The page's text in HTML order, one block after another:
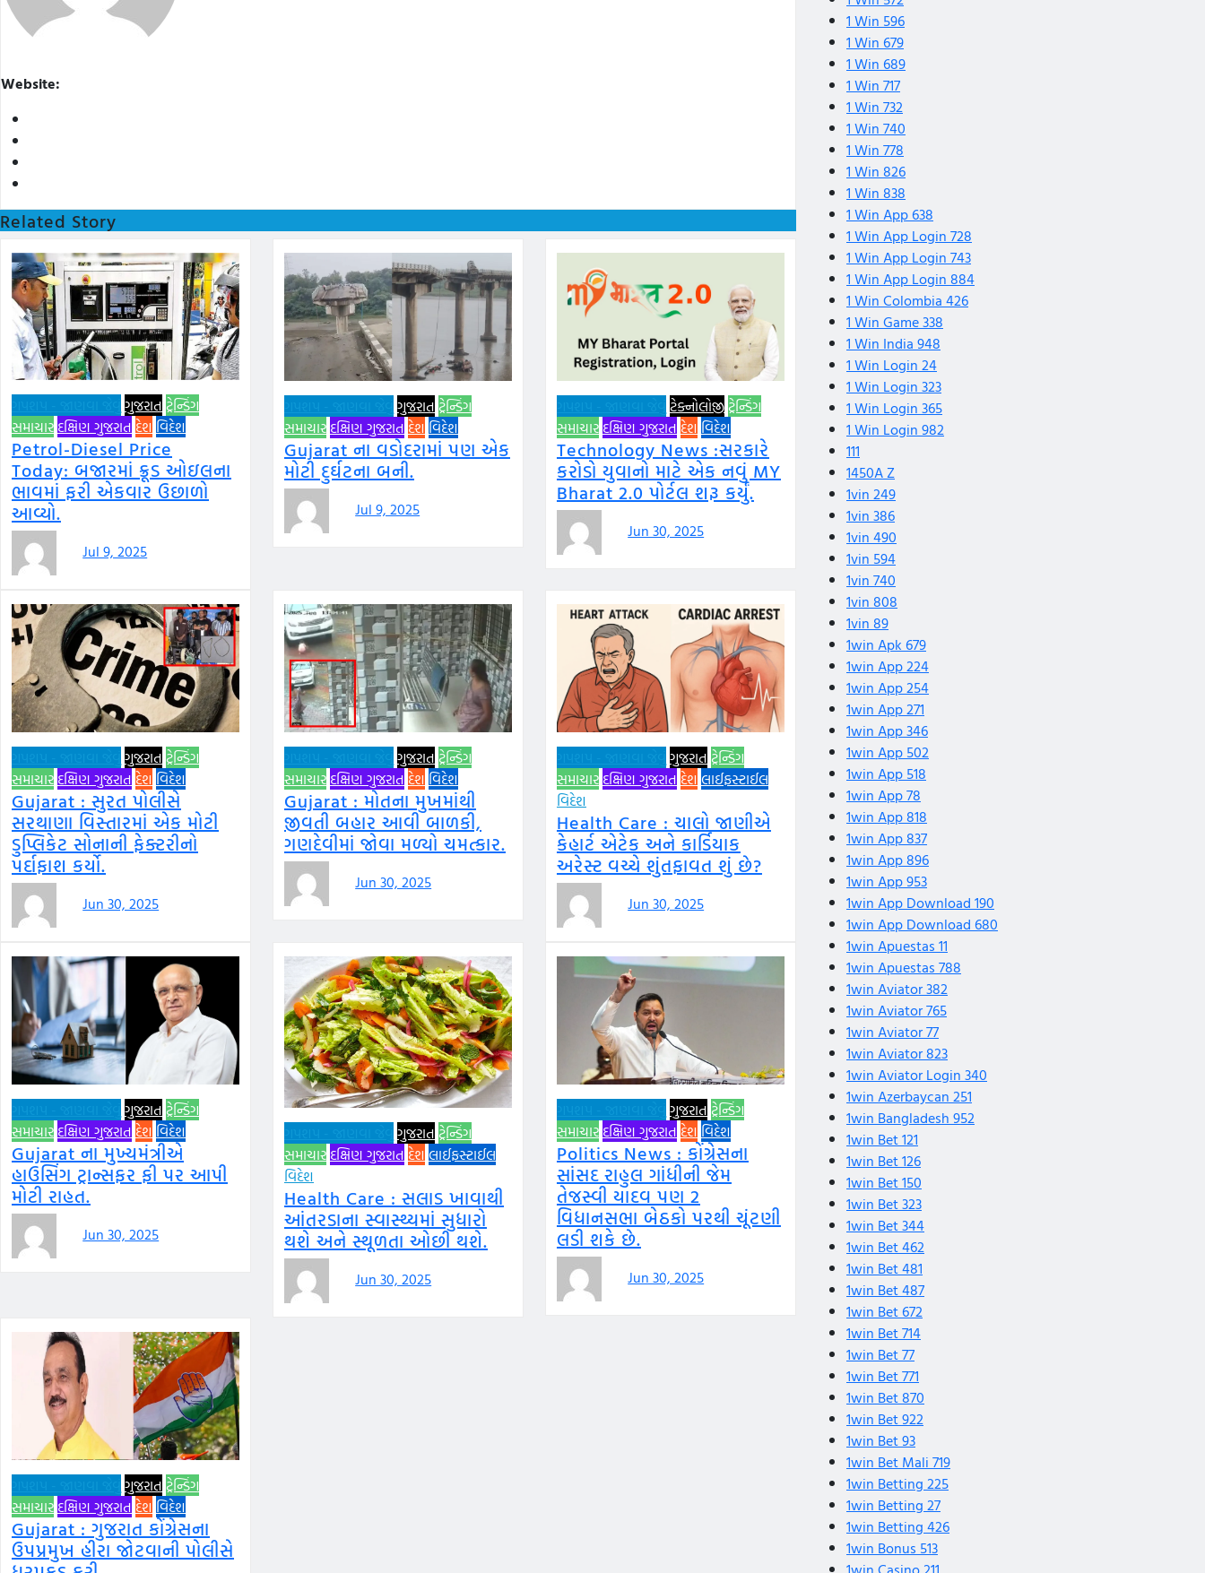
Website:
Related Story
ગુજરાત ટ્રેન્ડિંગ
સમાચાર દક્ષિણ ગુજરાત દેશ વિદેશ
Petrol-Diesel Price
Today: બજારમાં ક્રૂડ ઓઇલના
ભાવમાં ફરી એકવાર ઉછાળો
આવ્યો.
Jul 9, 2025
ગુજરાત ટ્રેન્ડિંગ
સમાચાર દક્ષિણ ગુજરાત દેશ વિદેશ
Gujarat ના વડોદરામાં પણ એક
મોટી દુર્ઘટના બની.
Jul 9, 2025
ટેક્નોલોજી ટ્રેન્ડિંગ
સમાચાર દક્ષિણ ગુજરાત દેશ વિદેશ
Technology News :સરકારે
કરોડો યુવાનો માટે એક નવું MY
Bharat 2.0 પોર્ટલ શરૂ કર્યું.
Jun 30, 2025
ગુજરાત ટ્રેન્ડિંગ
સમાચાર દક્ષિણ ગુજરાત દેશ વિદેશ
Gujarat : સુરત પોલીસે
સરથાણા વિસ્તારમાં એક મોટી
ડુપ્લિકેટ સોનાની ફેક્ટરીનો
પર્દાફાશ કર્યો.
Jun 30, 2025
ગુજરાત ટ્રેન્ડિંગ
સમાચાર દક્ષિણ ગુજરાત દેશ વિદેશ
Gujarat : મોતના મુખમાંથી
જીવતી બહાર આવી બાળકી,
ગણદેવીમાં જોવા મળ્યો ચમત્કાર.
Jun 30, 2025
ગુજરાત ટ્રેન્ડિંગ
સમાચાર દક્ષિણ ગુજરાત દેશ લાઈફસ્ટાઈલ
વિદેશ
Health Care : ચાલો જાણીએ
કેહાર્ટ એટેક અને કાર્ડિયાક
અરેસ્ટ વચ્ચે શુંતફાવત શું છે?
Jun 30, 2025
ગુજરાત ટ્રેન્ડિંગ
સમાચાર દક્ષિણ ગુજરાત દેશ વિદેશ
Gujarat ના મુખ્યમંત્રીએ
હાઉસિંગ ટ્રાન્સફર ફી પર આપી
મોટી રાહત.
Jun 30, 2025
ગુજરાત ટ્રેન્ડિંગ
સમાચાર દક્ષિણ ગુજરાત દેશ લાઈફસ્ટાઈલ
વિદેશ
Health Care : સલાડ ખાવાથી
આંતરડાના સ્વાસ્થ્યમાં સુધારો
થશે અને સ્થૂળતા ઓછી થશે.
Jun 30, 2025
ગુજરાત ટ્રેન્ડિંગ
સમાચાર દક્ષિણ ગુજરાત દેશ વિદેશ
Politics News : કોંગ્રેસના
સાંસદ રાહુલ ગાંધીની જેમ
તેજસ્વી યાદવ પણ 2
વિધાનસભા બેઠકો પરથી ચૂંટણી
લડી શકે છે.
Jun 30, 2025
ગુજરાત ટ્રેન્ડિંગ
સમાચાર દક્ષિણ ગુજરાત દેશ વિદેશ
Gujarat : ગુજરાત કોંગ્રેસના
ઉપપ્રમુખ હીરા જોટવાની પોલીસે
1 Win 596
1 Win 679
1 Win 689
1 Win 717
1 Win 732
1 Win 740
1 Win 778
1 Win 826
1 Win 838
1 Win App 638
1 Win App Login 728
1 Win App Login 743
1 Win App Login 884
1 Win Colombia 426
1 Win Game 338
1 Win India 948
1 Win Login 24
1 Win Login 323
1 Win Login 365
1 Win Login 982
111
1450A Z
1vin 249
1vin 386
1vin 490
1vin 594
1vin 740
1vin 808
1vin 89
1win Apk 679
1win App 224
1win App 254
1win App 271
1win App 346
1win App 502
1win App 518
1win App 78
1win App 818
1win App 837
1win App 896
1win App 953
1win App Download 190
1win App Download 680
1win Apuestas 11
1win Apuestas 788
1win Aviator 382
1win Aviator 765
1win Aviator 77
1win Aviator 823
1win Aviator Login 340
1win Azerbaycan 251
1win Bangladesh 952
1win Bet 121
1win Bet 126
1win Bet 150
1win Bet 323
1win Bet 344
1win Bet 462
1win Bet 481
1win Bet 487
1win Bet 672
1win Bet 714
1win Bet 77
1win Bet 771
1win Bet 870
1win Bet 922
1win Bet 93
1win Bet Mali 719
1win Betting 225
1win Betting 27
1win Betting 426
1win Bonus 513